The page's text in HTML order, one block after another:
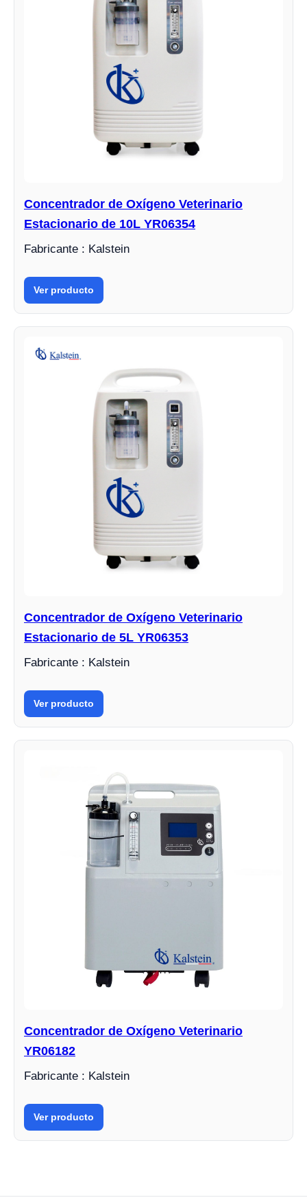
Concentrador de Oxígeno Veterinario
Estacionario de 10L YR06354
Fabricante : Kalstein
Ver producto
Concentrador de Oxígeno Veterinario
Estacionario de 5L YR06353
Fabricante : Kalstein
Ver producto
Concentrador de Oxígeno Veterinario
YR06182
Fabricante : Kalstein
Ver producto